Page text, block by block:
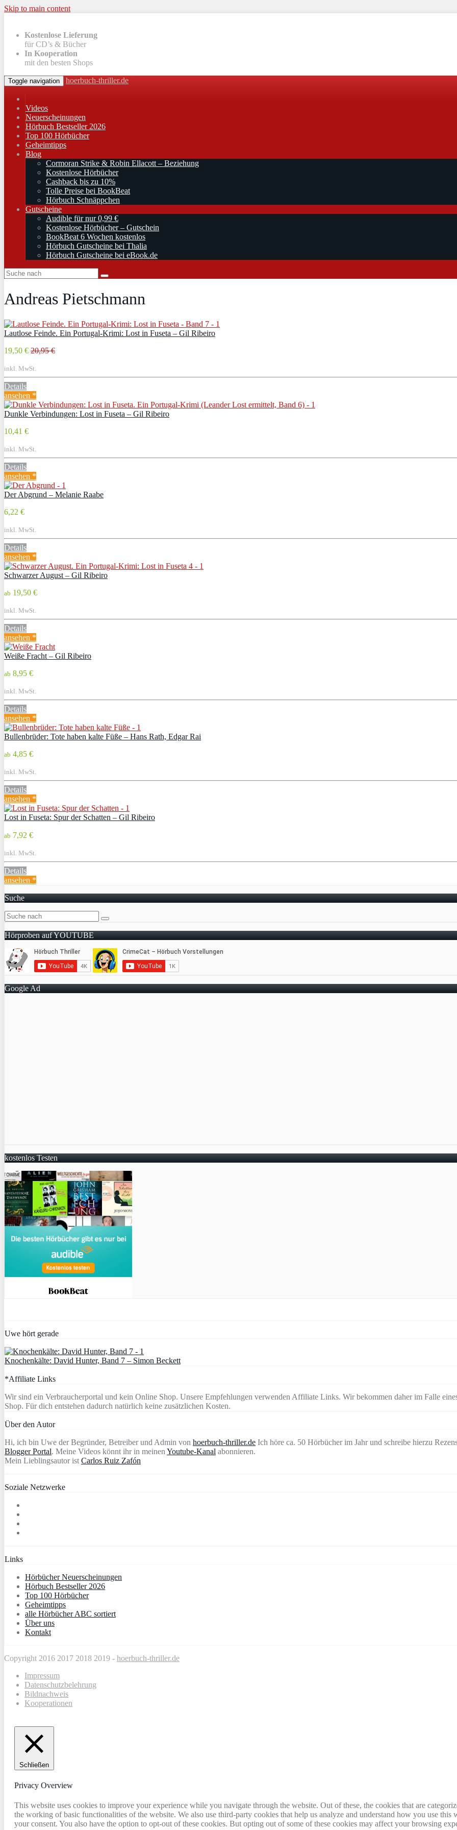
Skip to main content
Kostenlose Lieferung
für CD’s & Bücher
In Kooperation
mit den besten Shops
Toggle navigation hoerbuch-thriller.de
Videos
Neuerscheinungen
Hörbuch Bestseller 2026
Top 100 Hörbücher
Geheimtipps
Blog
Cormoran Strike & Robin Ellacott – Beziehung
Kostenlose Hörbücher
Cashback bis zu 10%
Tolle Preise bei BookBeat
Hörbuch Schnäppchen
Gutscheine
Audible für nur 0,99 €
Kostenlose Hörbücher – Gutschein
BookBeat 6 Wochen kostenlos
Hörbuch Gutscheine bei Thalia
Hörbuch Gutscheine bei eBook.de
Andreas Pietschmann
Lautlose Feinde. Ein Portugal-Krimi: Lost in Fuseta – Gil Ribeiro
19,50 € 20,95 €
inkl. MwSt.
Details
ansehen *
Dunkle Verbindungen: Lost in Fuseta – Gil Ribeiro
10,41 €
inkl. MwSt.
Details
ansehen *
Der Abgrund – Melanie Raabe
6,22 €
inkl. MwSt.
Details
ansehen *
Schwarzer August – Gil Ribeiro
ab 19,50 €
inkl. MwSt.
Details
ansehen *
Weiße Fracht – Gil Ribeiro
ab 8,95 €
inkl. MwSt.
Details
ansehen *
Bullenbrüder: Tote haben kalte Füße – Hans Rath, Edgar Rai
ab 4,85 €
inkl. MwSt.
Details
ansehen *
Lost in Fuseta: Spur der Schatten – Gil Ribeiro
ab 7,92 €
inkl. MwSt.
Details
ansehen *
Suche
Hörproben auf YOUTUBE
Google Ad
kostenlos Testen
Uwe hört gerade
Knochenkälte: David Hunter, Band 7 – Simon Beckett
*Affiliate Links
Wir sind ein Verbraucherportal und kein Online Shop. Unsere Empfehlungen verwenden Affiliate Links. Wir bekommen daher im Falle
Shop. Für dich entstehen dadurch natürlich keine zusätzlichen Kosten.
Über den Autor
Hi, ich bin Uwe der Begründer, Betreiber und Admin von hoerbuch-thriller.de Ich höre ca. 50 Hörbücher im Jahr und schreibe hierzu
Blogger Portal. Meine Videos könnt ihr in meinen Youtube-Kanal abonnieren.
Mein Lieblingsautor ist Carlos Ruiz Zafón
Soziale Netzwerke
Links
Hörbücher Neuerscheinungen
Hörbuch Bestseller 2026
Top 100 Hörbücher
Geheimtipps
alle Hörbücher ABC sortiert
Über uns
Kontakt
Copyright 2016 2017 2018 2019 - hoerbuch-thriller.de
Impressum
Datenschutzbelehrung
Bildnachweis
Kooperationen
Schließen
Privacy Overview
This website uses cookies to improve your experience while you navigate through the website. Out of these, the cookies that are
the working of basic functionalities of the website. We also use third-party cookies that help us analyze and understand how you use
your consent. You also have the option to opt-out of these cookies. But opting out of some of these cookies may affect your browsing